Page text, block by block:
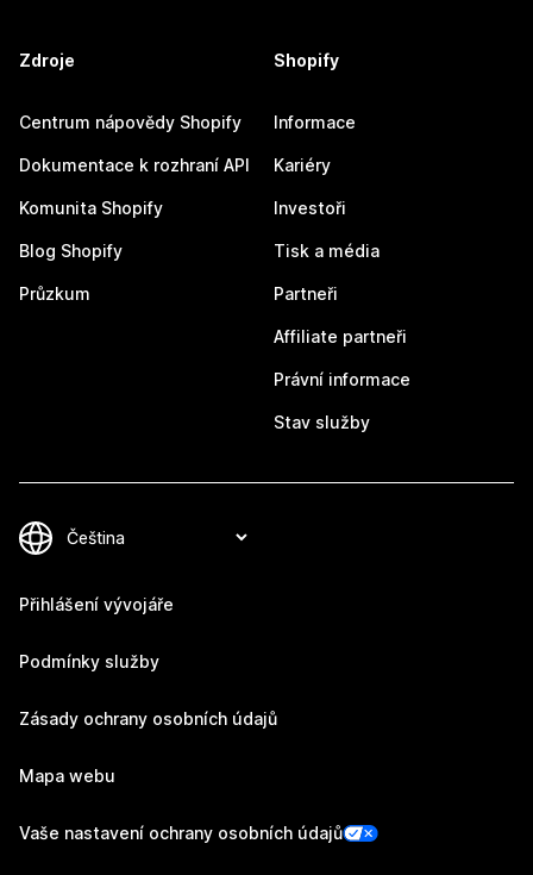
Zdroje
Centrum nápovědy Shopify
Dokumentace k rozhraní API
Komunita Shopify
Blog Shopify
Průzkum
Shopify
Informace
Kariéry
Investoři
Tisk a média
Partneři
Affiliate partneři
Právní informace
Stav služby
Přihlášení vývojáře
Podmínky služby
Zásady ochrany osobních údajů
Mapa webu
Vaše nastavení ochrany osobních údajů